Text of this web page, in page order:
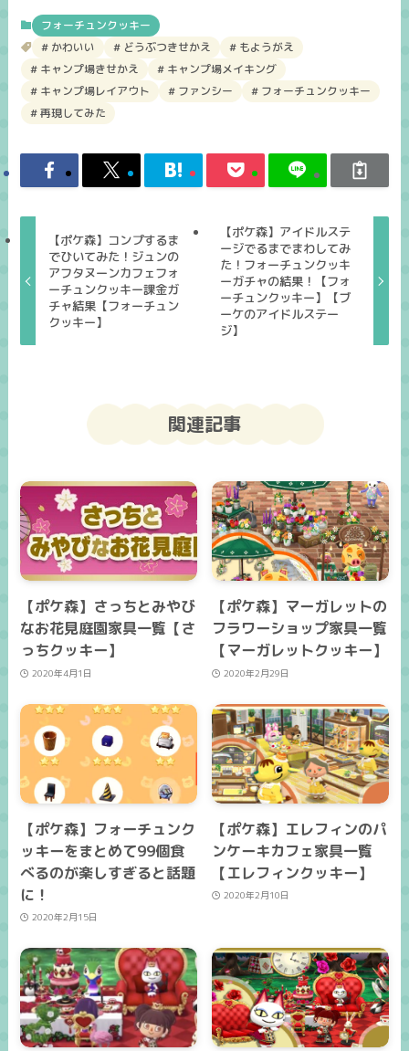
フォーチュンクッキー
かわいい
どうぶつきせかえ
もようがえ
キャンプ場きせかえ
キャンプ場メイキング
キャンプ場レイアウト
ファンシー
フォーチュンクッキー
再現してみた
【ポケ森】コンプするま
でひいてみた！ジュンの
アフタヌーンカフェフォ
ーチュンクッキー課金ガ
チャ結果【フォーチュン
クッキー】
【ポケ森】アイドルステ
ージでるまでまわしてみ
た！フォーチュンクッキ
ーガチャの結果！【フォ
ーチュンクッキー】【ブ
ーケのアイドルステー
ジ】
関連記事
【ポケ森】さっちとみやび
なお花見庭園家具一覧【さ
っちクッキー】
2020年4月1日
【ポケ森】マーガレットの
フラワーショップ家具一覧
【マーガレットクッキー】
2020年2月29日
【ポケ森】フォーチュンク
ッキーをまとめて99個食
べるのが楽しすぎると話題
に！
2020年2月15日
【ポケ森】エレフィンのパ
ンケーキカフェ家具一覧
【エレフィンクッキー】
2020年2月10日